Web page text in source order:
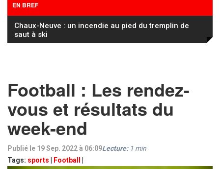
EN BREF
Chaux-Neuve : un incendie au pied du tremplin de
saut à ski
Football : Les rendez-
vous et résultats du
week-end
Publié le 19 Sep. 2022 à 06:09
Tags: sports Football
Lecture: 1 min